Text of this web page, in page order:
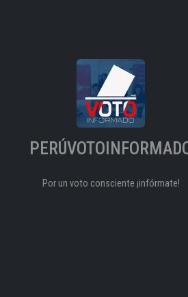
Por un voto consciente ¡infórmate!